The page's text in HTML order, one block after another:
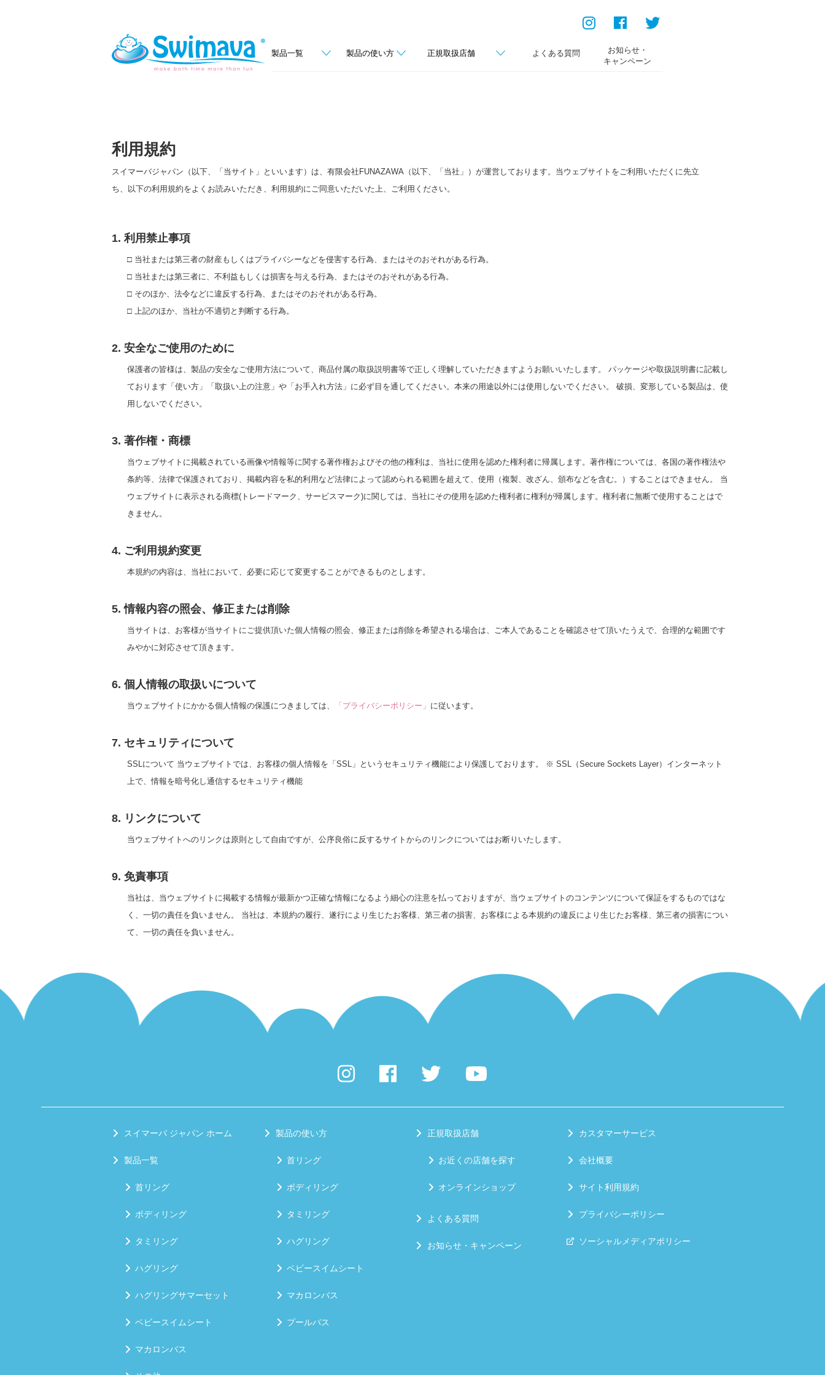
製品一覧 製品の使い方 正規取扱店舗 よくある質問
お知らせ・
キャンペーン
利用規約
スイマーバジャパン（以下、「当サイト」といいます）は、有限会社FUNAZAWA（以下、「当社」）が運営しております。当ウェブサイトをご利用いただくに先立
ち、以下の利用規約をよくお読みいただき、利用規約にご同意いただいた上、ご利用ください。
1. 利用禁止事項
□ 当社または第三者の財産もしくはプライバシーなどを侵害する行為、またはそのおそれがある行為。
□ 当社または第三者に、不利益もしくは損害を与える行為、またはそのおそれがある行為。
□ そのほか、法令などに違反する行為、またはそのおそれがある行為。
□ 上記のほか、当社が不適切と判断する行為。
2. 安全なご使用のために
保護者の皆様は、製品の安全なご使用方法について、商品付属の取扱説明書等で正しく理解していただきますようお願いいたします。 パッケージや取扱説明書に記載し
ております「使い方」「取扱い上の注意」や「お手入れ方法」に必ず目を通してください。本来の用途以外には使用しないでください。 破損、変形している製品は、使
用しないでください。
3. 著作権・商標
当ウェブサイトに掲載されている画像や情報等に関する著作権およびその他の権利は、当社に使用を認めた権利者に帰属します。著作権については、各国の著作権法や
条約等、法律で保護されており、掲載内容を私的利用など法律によって認められる範囲を超えて、使用（複製、改ざん、頒布などを含む。）することはできません。 当
ウェブサイトに表示される商標(トレードマーク、サービスマーク)に関しては、当社にその使用を認めた権利者に権利が帰属します。権利者に無断で使用することはで
きません。
4. ご利用規約変更
本規約の内容は、当社において、必要に応じて変更することができるものとします。
5. 情報内容の照会、修正または削除
当サイトは、お客様が当サイトにご提供頂いた個人情報の照会、修正または削除を希望される場合は、ご本人であることを確認させて頂いたうえで、合理的な範囲です
みやかに対応させて頂きます。
6. 個人情報の取扱いについて
当ウェブサイトにかかる個人情報の保護につきましては、 「プライバシーポリシー」 に従います。
7. セキュリティについて
SSLについて 当ウェブサイトでは、お客様の個人情報を「SSL」というセキュリティ機能により保護しております。 ※ SSL（Secure Sockets Layer）インターネット
上で、情報を暗号化し通信するセキュリティ機能
8. リンクについて
当ウェブサイトへのリンクは原則として自由ですが、公序良俗に反するサイトからのリンクについてはお断りいたします。
9. 免責事項
当社は、当ウェブサイトに掲載する情報が最新かつ正確な情報になるよう細心の注意を払っておりますが、当ウェブサイトのコンテンツについて保証をするものではな
く、一切の責任を負いません。 当社は、本規約の履行、遂行により生じたお客様、第三者の損害、お客様による本規約の違反により生じたお客様、第三者の損害につい
て、一切の責任を負いません。
スイマーバ ジャパン ホーム
製品一覧
首リング
ボディリング
タミリング
ハグリング
ハグリングサマーセット
ベビースイムシート
マカロンバス
製品の使い方
首リング
ボディリング
タミリング
ハグリング
ベビースイムシート
マカロンバス
プールバス
正規取扱店舗
お近くの店舗を探す
オンラインショップ
よくある質問
お知らせ・キャンペーン
カスタマーサービス
会社概要
サイト利用規約
プライバシーポリシー
ソーシャルメディアポリシー